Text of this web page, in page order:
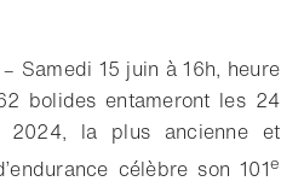
– Samedi 15 juin à 16h, heure
bolides entameront les 24
2024, la plus ancienne et
célèbre son 101e